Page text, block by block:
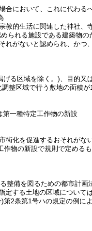
において、これに代わる
的生活に関連した神社、
られる施設である建築物の
がないと認められ、かつ
げる区域を除く。) 、目的又
整区域で行う敷地の面積
一種特定工作物の新設
化を促進するおそれがな
作物の新設で規則で定める
整備を図るための都市計画
する土地の区域については
)第2条第1号ハの規定の例によ